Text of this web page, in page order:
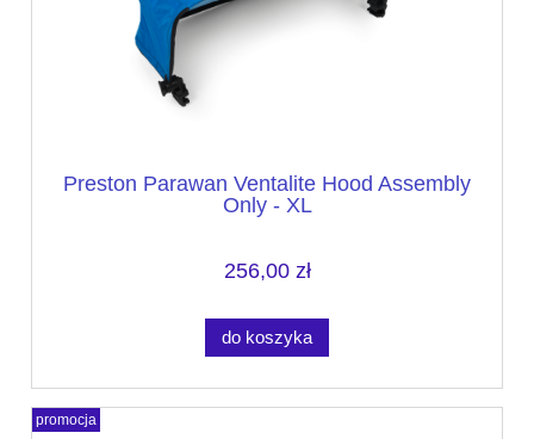
Preston Parawan Ventalite Hood Assembly
Only - XL
256,00 zł
do koszyka
promocja